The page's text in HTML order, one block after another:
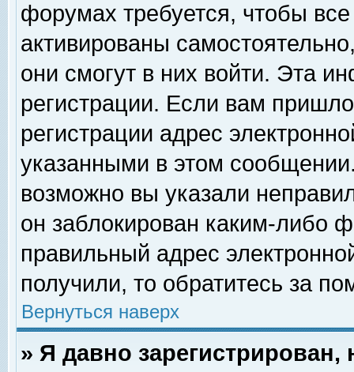
форумах требуется, чтобы
активированы
они смогут в них войти. Эта
регистрации. Если вам
регистрации адрес
указанными в этом
возможно вы указали
он заблокирован каким-либо
правильный адрес
получили, то обратитесь за
Вернуться наверх
» Я давно